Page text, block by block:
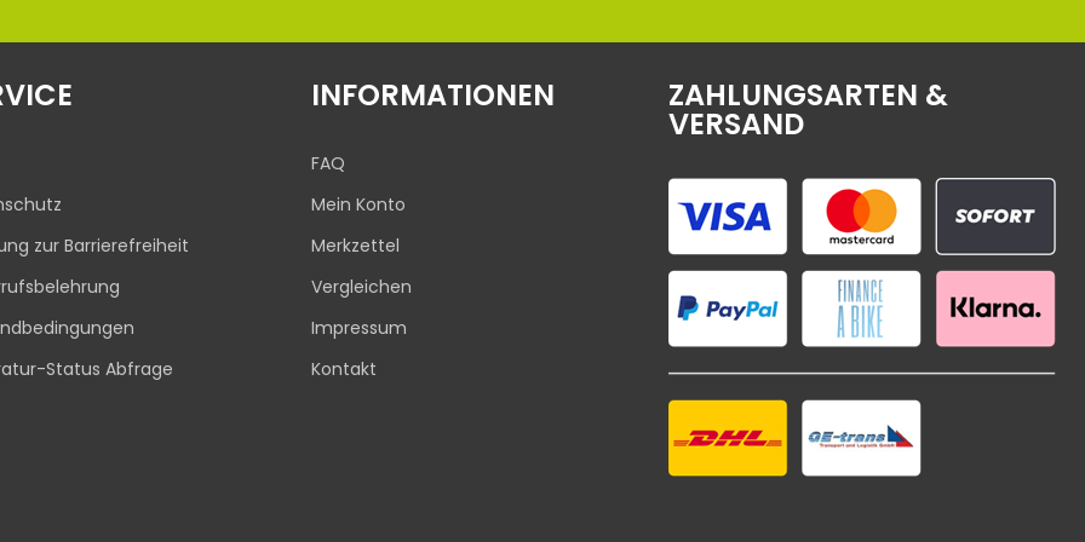
zur Barrierefreiheit
Status Abfrage
INFORMATIONEN
FAQ
Mein Konto
Merkzettel
Vergleichen
Impressum
Kontakt
ZAHLUNGSARTEN &
VERSAND